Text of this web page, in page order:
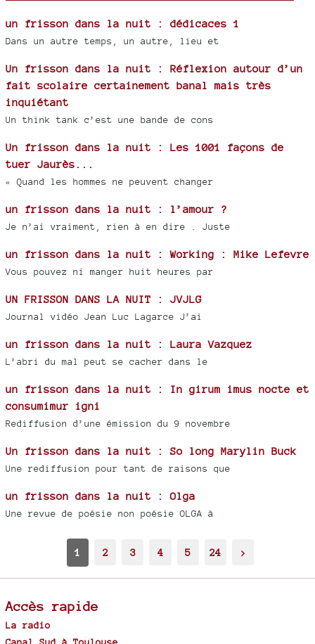
un frisson dans la nuit : dédicaces 1
Dans un autre temps, un autre, lieu et
Un frisson dans la nuit : Réflexion autour d’un
fait scolaire certainement banal mais très
inquiétant
Un think tank c’est une bande de cons
Un frisson dans la nuit : Les 1001 façons de
tuer Jaurès...
« Quand les hommes ne peuvent changer
un frisson dans la nuit : l’amour ?
Je n’ai vraiment, rien à en dire . Juste
un frisson dans la nuit : Working : Mike Lefevre
Vous pouvez ni manger huit heures par
UN FRISSON DANS LA NUIT : JVJLG
Journal vidéo Jean Luc Lagarce J’ai
un frisson dans la nuit : Laura Vazquez
L’abri du mal peut se cacher dans le
un frisson dans la nuit : In girum imus nocte et
consumimur igni
Rediffusion d’une émission du 9 novembre
Un frisson dans la nuit : So long Marylin Buck
Une rediffusion pour tant de raisons que
un frisson dans la nuit : Olga
Une revue de poésie non poésie OLGA à
1 2 3 4 5 24 >
Accès rapide
La radio